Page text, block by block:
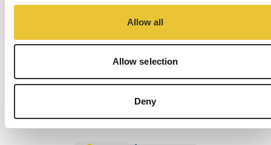
Allow all
Allow selection
Deny
Was Sie über
wissen sollten